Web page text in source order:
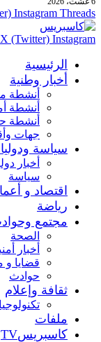
Instagram Threads
X (Twitter) Instagram
الرئيسية
أخبار وطنية
أنشطة
أنشطة
أنشطة
جهات
سياسة
أخبار
سياسة
اقتصاد و
رياضة
مجتمع
الصحة
أخبار
قضايا و
حوادث
ثقافة وإعلام
تكنولوجيا
ملفات
كاسبريسTV